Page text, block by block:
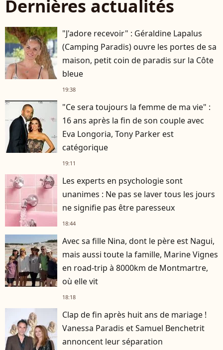
Dernières actualités
"J'adore recevoir" : Géraldine Lapalus
(Camping Paradis) ouvre les portes de sa
maison, petit coin de paradis sur la Côte
bleue
19:38
"Ce sera toujours la femme de ma vie" :
16 ans après la fin de son couple avec
Eva Longoria, Tony Parker est
catégorique
19:11
Les experts en psychologie sont
unanimes : Ne pas se laver tous les jours
ne signifie pas être paresseux
18:44
Avec sa fille Nina, dont le père est Nagui,
mais aussi toute la famille, Marine Vignes
en road-trip à 8000km de Montmartre,
où elle vit
18:18
Clap de fin après huit ans de mariage !
Vanessa Paradis et Samuel Benchetrit
annoncent leur séparation